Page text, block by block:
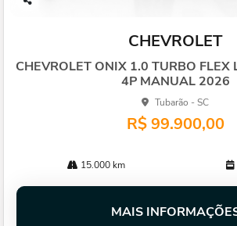
CHEVROLET
CHEVROLET ONIX 1.0 TURBO FLEX
4P MANUAL 2026
Tubarão - SC
R$ 99.900,00
15.000 km
MAIS